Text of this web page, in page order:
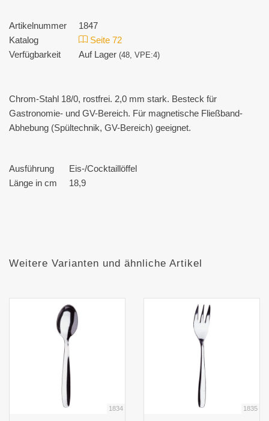
Artikelnummer
1847
Katalog
Seite 72
Verfügbarkeit
Auf Lager (48, VPE:4)
Chrom-Stahl 18/0, rostfrei. 2,0 mm stark. Besteck für
Gastronomie- und GV-Bereich. Für magnetische Fließband-
Abhebung (Spültechnik, GV-Bereich) geeignet.
Ausführung
Eis-/Cocktaillöffel
Länge in cm
18,9
Weitere Varianten und ähnliche Artikel
1834 1835